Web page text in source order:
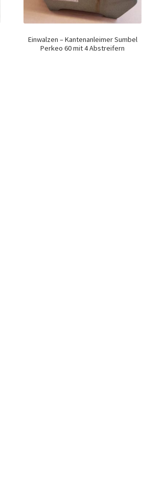
Einwalzen – Kantenanleimer Sumbel
Perkeo 60 mit 4 Abstreifern